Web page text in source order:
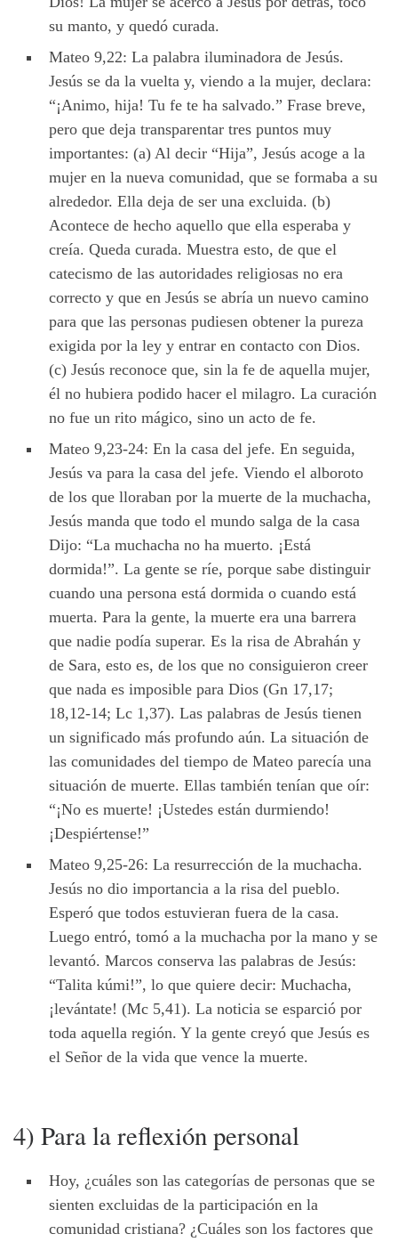
su manto, y quedó curada.
Mateo 9,22: La palabra iluminadora de Jesús.
Jesús se da la vuelta y, viendo a la mujer, declara:
“¡Animo, hija! Tu fe te ha salvado.” Frase breve,
pero que deja transparentar tres puntos muy
importantes: (a) Al decir “Hija”, Jesús acoge a la
mujer en la nueva comunidad, que se formaba a su
alrededor. Ella deja de ser una excluida. (b)
Acontece de hecho aquello que ella esperaba y
creía. Queda curada. Muestra esto, de que el
catecismo de las autoridades religiosas no era
correcto y que en Jesús se abría un nuevo camino
para que las personas pudiesen obtener la pureza
exigida por la ley y entrar en contacto con Dios.
(c) Jesús reconoce que, sin la fe de aquella mujer,
él no hubiera podido hacer el milagro. La curación
no fue un rito mágico, sino un acto de fe.
Mateo 9,23-24: En la casa del jefe. En seguida,
Jesús va para la casa del jefe. Viendo el alboroto
de los que lloraban por la muerte de la muchacha,
Jesús manda que todo el mundo salga de la casa
Dijo: “La muchacha no ha muerto. ¡Está
dormida!”. La gente se ríe, porque sabe distinguir
cuando una persona está dormida o cuando está
muerta. Para la gente, la muerte era una barrera
que nadie podía superar. Es la risa de Abrahán y
de Sara, esto es, de los que no consiguieron creer
que nada es imposible para Dios (Gn 17,17;
18,12-14; Lc 1,37). Las palabras de Jesús tienen
un significado más profundo aún. La situación de
las comunidades del tiempo de Mateo parecía una
situación de muerte. Ellas también tenían que oír:
“¡No es muerte! ¡Ustedes están durmiendo!
¡Despiértense!”
Mateo 9,25-26: La resurrección de la muchacha.
Jesús no dio importancia a la risa del pueblo.
Esperó que todos estuvieran fuera de la casa.
Luego entró, tomó a la muchacha por la mano y se
levantó. Marcos conserva las palabras de Jesús:
“Talita kúmi!”, lo que quiere decir: Muchacha,
¡levántate! (Mc 5,41). La noticia se esparció por
toda aquella región. Y la gente creyó que Jesús es
el Señor de la vida que vence la muerte.
4) Para la reflexión personal
Hoy, ¿cuáles son las categorías de personas que se
sienten excluidas de la participación en la
comunidad cristiana? ¿Cuáles son los factores que